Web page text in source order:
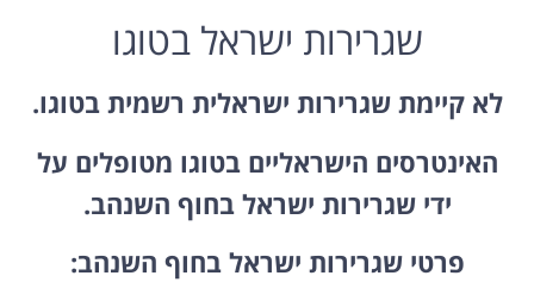
שגרירות ישראל בטוגו
לא קיימת שגרירות ישראלית רשמית בטוגו.
האינטרסים הישראליים בטוגו מטופלים על
ידי שגרירות ישראל בחוף השנהב.
פרטי שגרירות ישראל בחוף השנהב: